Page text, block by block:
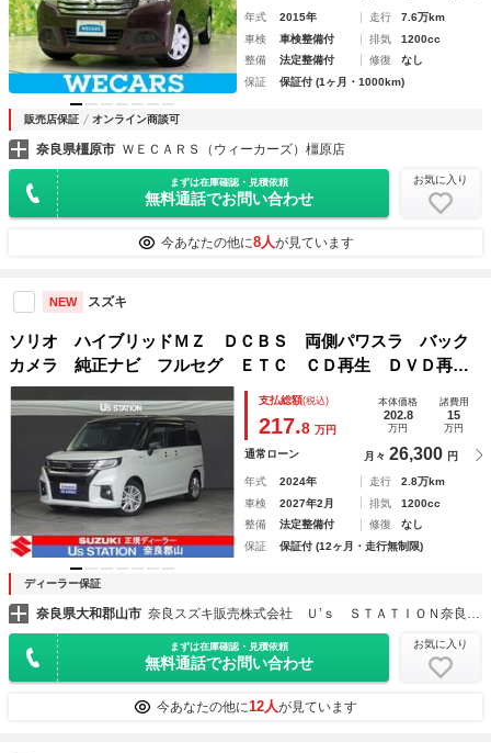
年式 2015年 走行
7.6万km
車検
車検整備付 排気
1200cc
整備
法定整備付 修復
なし
保証
保証付 (1ヶ月・1000km)
販売店保証 オンライン商談可
奈良県橿原市 ＷＥＣＡＲＳ（ウィーカーズ）橿原店
まずは在庫確認・見積依頼
無料通話でお問い合わせ
お気に入り
今あなたの他に8人が見ています
NEW スズキ
ソリオ ハイブリッドＭＺ ＤＣＢＳ 両側パワスラ バック
カメラ 純正ナビ フルセグ ＥＴＣ ＣＤ再生 ＤＶＤ再
生 Ｂｌｕｅｔｏｏｔｈ 両席シートヒーター ステリモ Ａ
ＣＣ ＬＥＤヘッドライト ＬＥＤフォグライト
支払総額(税込)
217.8 万円
本体価格
202.8
万円
諸費用
15
万円
通常ローン 月々 26,300 円
年式 2024年 走行
2.8万km
車検
2027年2月 排気
1200cc
整備
法定整備付 修復
なし
保証
保証付 (12ヶ月・走行無制限)
ディーラー保証
奈良県大和郡山市
まずは在庫確認・見積依頼
無料通話でお問い合わせ
お気に入り
今あなたの他に12人が見ています